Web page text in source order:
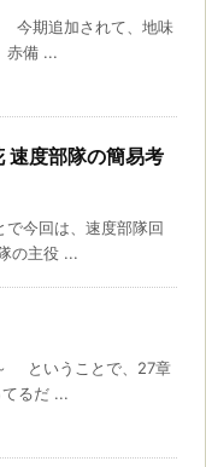
今期追加されて、地味
赤備 ...
速度部隊の簡易考
今回は、速度部隊回
の主役 ...
ということで、27章
るだ ...